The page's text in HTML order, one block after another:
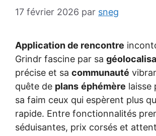
17 février 2026 par sneg
Application de rencontre
Grindr fascine par sa
précise et sa communauté
quête de plans éphémère laisse
sa faim ceux qui espèrent plus
rapide. Entre fonctionnalités
séduisantes, prix corsés et